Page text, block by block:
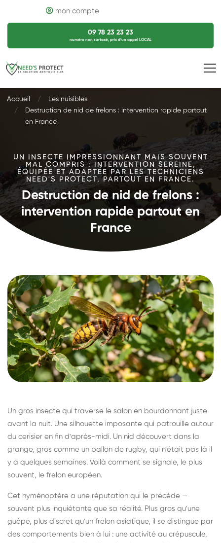
mon compte
09 78 23 23 23
numéro non surtaxé, prix d’un appel LOCAL
Accueil
Les nuisibles
Destruction de nid de frelons : intervention rapide partout
en France
UN INSECTE IMPRESSIONNANT MAIS SOUVENT
MAL COMPRIS : INTERVENTION SEREINE,
ÉQUIPÉE ET ADAPTÉE PAR LES TECHNICIENS
NEED'S PROTECT, PARTOUT EN FRANCE.
Destruction de nid de frelons :
intervention rapide partout en
France
Un gros insecte qui traverse le salon en bourdonnant juste
avant la nuit. Une silhouette imposante qui patrouille autour
du cerisier en fin d'après-midi. Un nid découvert dans la
grange, gros comme un ballon de rugby, qui n'était pas là il
y a quelques semaines. Voilà comment se signale, le plus
souvent, le frelon européen.
Cet hyménoptère a une réputation qui le précède —
souvent plus inquiétante que sa réalité. Plus gros qu'une
guêpe, plus discret qu'un frelon asiatique, il se distingue par
des comportements bien à lui : une activité au crépuscule,